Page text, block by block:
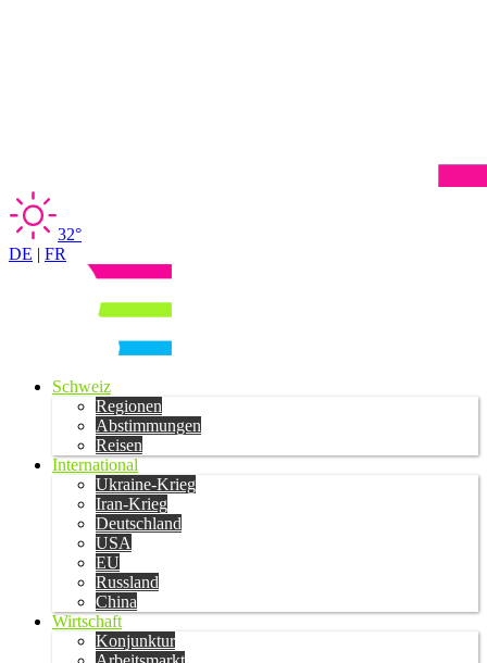
32°
DE | FR
Schweiz
Regionen
Abstimmungen
Reisen
International
Ukraine-Krieg
Iran-Krieg
Deutschland
USA
EU
Russland
China
Wirtschaft
Konjunktur